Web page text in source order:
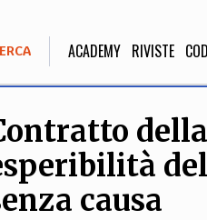
ACADEMY RIVISTE
STYLE
Viaggi,
causa